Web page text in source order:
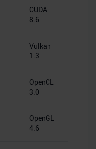
CUDA
8.6
Vulkan
1.3
OpenCL
3.0
OpenGL
4.6